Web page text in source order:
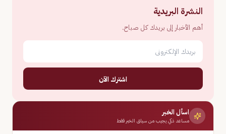
النشرة البريدية
أهم الأخبار إلى بريدك كل صباح.
اشترك الآن
اسأل الخبر
مساعد ذكي يجيب من سياق الخبر فقط